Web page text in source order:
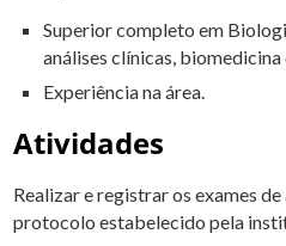
Superior completo em
análises clínicas,
Experiência na área.
Atividades
Realizar e registrar os exames
protocolo estabelecido pela